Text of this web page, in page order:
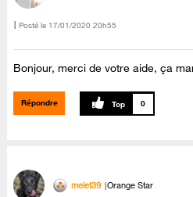
Posté le ‎17/01/2020 20h55
Bonjour, merci de votre aide, ça
Répondre 0
melet39 Orange Star